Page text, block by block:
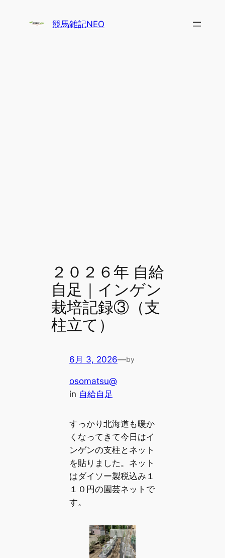
競馬雑記NEO
２０２６年 自給
自足｜インゲン
栽培記録③（支
柱立て）
6月 3, 2026—by
osomatsu@
in 自給自足
すっかり北海道も暖か
くなってきて今日はイ
ンゲンの支柱とネット
を貼りました。ネット
はダイソー製税込み１
１０円の園芸ネットで
す。